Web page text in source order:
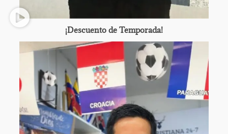
¡Descuento de Temporada!